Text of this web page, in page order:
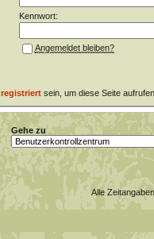
Kennwort:
Angemeldet bleiben?
registriertsein, um diese Seite
Gehe zu
Alle